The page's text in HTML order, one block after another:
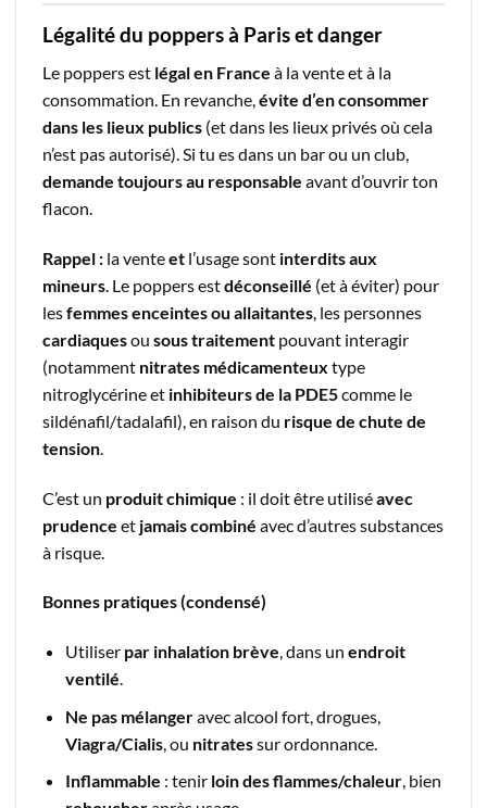
Légalité du poppers à Paris et danger
Le poppers est légal en France à la vente et à la
consommation. En revanche,évite d’en consommer
dans les lieux publics (et dans les lieux privés où cela
n’est pas autorisé). Si tu es dans un bar ou un club,
demande toujours au responsable avant d’ouvrir ton
flacon.
Rappel : la venteet l’usage sont interdits aux
mineurs . Le poppers estdéconseillé (et à éviter) pour
lesfemmes enceintes ou allaitantes , les personnes
cardiaquesou sous traitement pouvant interagir
(notamment nitrates médicamenteux type
nitroglycérine et inhibiteurs de la PDE5comme le
sildénafil/tadalafil), en raison du risque de chute de
tension
C’est un produit chimique : il doit être utiliséavec
prudence et jamais combiné avec d’autres substances
à risque.
Bonnes pratiques (condensé)
Utiliser par inhalation brève, dans un endroit
ventilé.
Ne pas mélangeravec alcool fort, drogues,
Viagra/Cialis, ou nitratessur ordonnance.
Inflammable : tenir loin des flammes/chaleur, bien